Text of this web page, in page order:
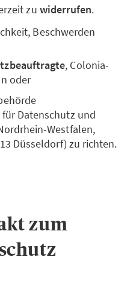
zu widerrufen.
Beschwerden
, Colonia-
oder
Datenschutz und
Westfalen,
Düsseldorf) zu richten.
zum